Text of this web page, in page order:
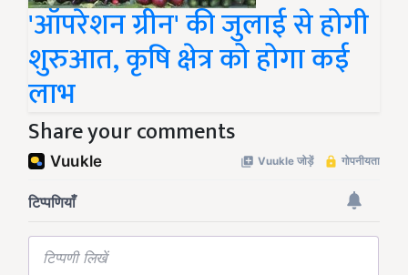
'ऑपरेशन ग्रीन' की जुलाई से होगी
शुरुआत, कृषि क्षेत्र को होगा कई
लाभ
Share your comments